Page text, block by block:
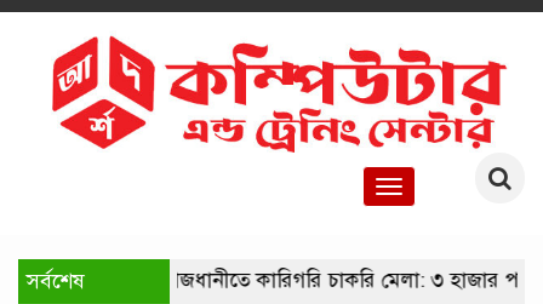
Toggle
সর্বশেষ রাজধানীতে কারিগরি চাকরি মেলা: ৩ হাজার